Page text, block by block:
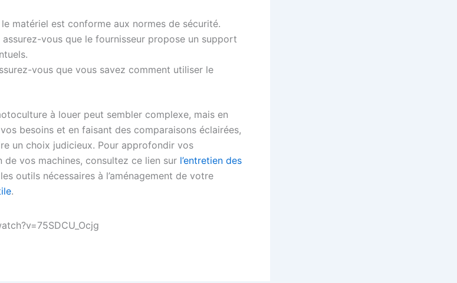
matériel est conforme aux normes de sécurité.
assurez-vous que le fournisseur propose un support
vous que vous savez comment utiliser le
à louer peut sembler complexe, mais en
besoins et en faisant des comparaisons éclairées,
un choix judicieux. Pour approfondir vos
de vos machines, consultez ce lien sur l’entretien des
outils nécessaires à l’aménagement de votre
.